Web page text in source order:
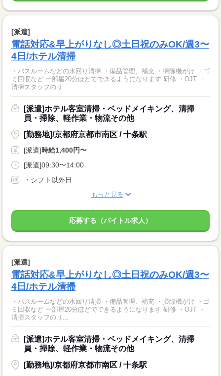
[派遣]
電話対応&早上がりなし◎土日祝のみOK/週3〜
4日/ホテル清掃
・バスルームなどの水回り清掃 ・備品管理、補充 ・掃除機がけ ・ゴ
ミ回収など 一部屋20分ほどでできるようになります 研修 ・OJT ・
清掃スタッフのリ...
[派遣]ホテル客室清掃・ベッドメイキング、清掃
員・掃除、軽作業・物流その他
[勤務地]/京都府京都市南区 / 十条駅
[派遣]時給1,400円〜
[派遣]09:30〜14:00
・シフト以外日
もっと見る
応募する（バイトル求人）
[派遣]
電話対応&早上がりなし◎土日祝のみOK/週3〜
4日/ホテル清掃
・バスルームなどの水回り清掃 ・備品管理、補充 ・掃除機がけ ・ゴ
ミ回収など 一部屋20分ほどでできるようになります 研修 ・OJT ・
清掃スタッフのリ...
[派遣]ホテル客室清掃・ベッドメイキング、清掃
員・掃除、軽作業・物流その他
[勤務地]/京都府京都市南区 / 十条駅